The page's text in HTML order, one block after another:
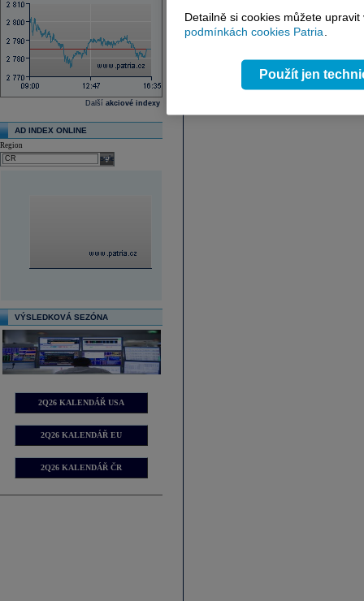
Další akciové indexy
AD INDEX ONLINE
Region
select
VÝSLEDKOVÁ SEZÓNA
2Q26 KALENDÁŘ USA
2Q26 KALENDÁŘ EU
2Q26 KALENDÁŘ ČR
Detailně si cookies můžete
podmínkách cookies Patria.
Použít jen